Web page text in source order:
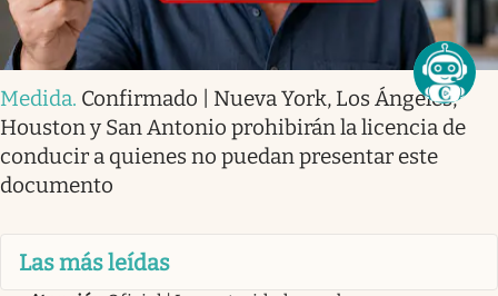
Medida. Confirmado | Nueva York, Los Ángeles,
Houston y San Antonio prohibirán la licencia de
conducir a quienes no puedan presentar este
documento
Las más leídas